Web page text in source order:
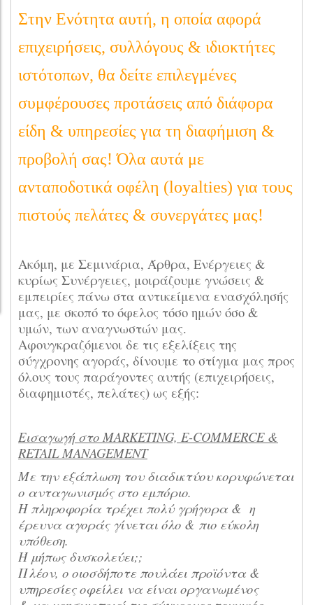
Στην Ενότητα αυτή, η οποία αφορά
επιχειρήσεις, συλλόγους & ιδιοκτήτες
ιστότοπων, θα δείτε επιλεγμένες
συμφέρουσες προτάσεις από διάφορα
είδη & υπηρεσίες για τη διαφήμιση &
προβολή σας! Όλα αυτά με
ανταποδοτικά οφέλη (loyalties) για τους
πιστούς πελάτες & συνεργάτες μας!
Ακόμη, με Σεμινάρια, Άρθρα, Ενέργειες &
κυρίως Συνέργειες, μοιράζουμε γνώσεις &
εμπειρίες πάνω στα αντικείμενα ενασχόλησής
μας, με σκοπό το όφελος τόσο ημών όσο &
υμών, των αναγνωστών μας.
Αφουγκραζόμενοι δε τις εξελίξεις της
σύγχρονης αγοράς, δίνουμε το στίγμα μας προς
όλους τους παράγοντες αυτής (επιχειρήσεις,
διαφημιστές, πελάτες) ως εξής:
Εισαγωγή στο MARKETING, E-COMMERCE &
RETAIL MANAGEMENT
Με την εξάπλωση του διαδικτύου κορυφώνεται
ο ανταγωνισμός στο εμπόριο.
Η πληροφορία τρέχει πολύ γρήγορα & η
έρευνα αγοράς γίνεται όλο & πιο εύκολη
υπόθεση.
Ή μήπως δυσκολεύει;;
Πλέον, ο οιοσδήποτε πουλάει προϊόντα &
υπηρεσίες οφείλει να είναι οργανωμένος